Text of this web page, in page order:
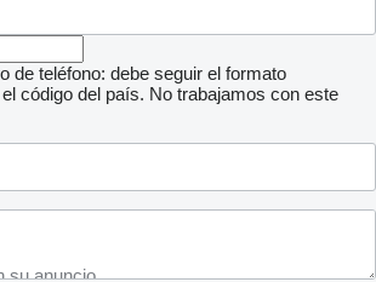
de teléfono: debe seguir el formato
código del país. No trabajamos con este